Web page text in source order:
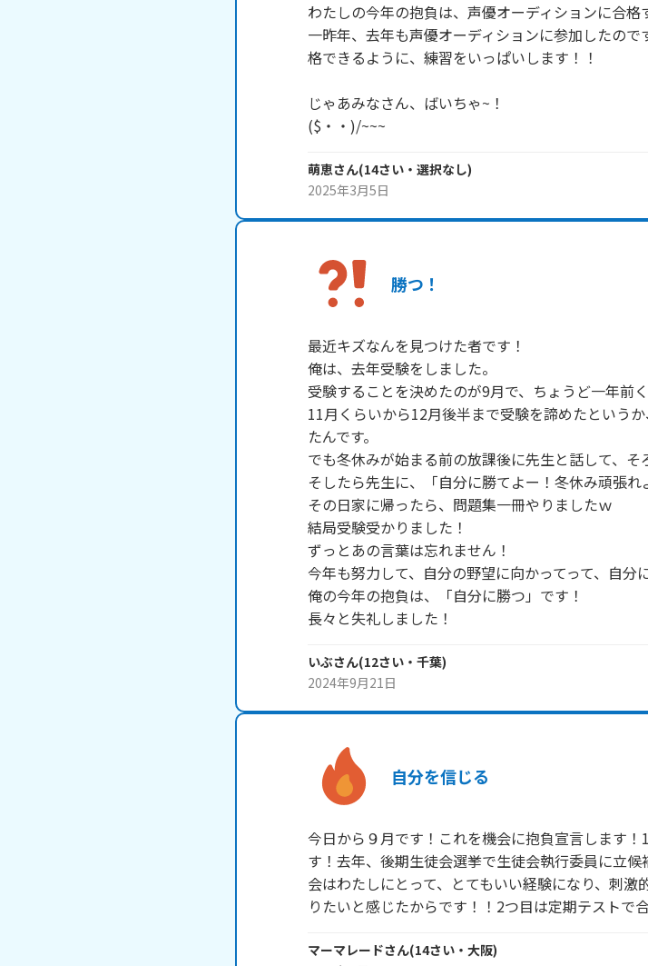
わたしの今年の抱負は、声優オーディションに合格
一昨年、去年も声優オーディションに参加したの
格できるように、練習をいっぱいします！！
じゃあみなさん、ばいちゃ~！
($・・)/~~~
萌恵さん(14さい・ 選択なし)
2025年3月5日
勝つ！
最近キズなんを見つけた者です！
俺は、去年受験をしました。
受験することを決めたのが9月で、ちょうど一年前く
11月くらいから12月後半まで受験を諦めたという
たんです。
でも冬休みが始まる前の放課後に先生と話して、そ
そしたら先生に、「自分に勝てよー！冬休み頑張れ
その日家に帰ったら、問題集一冊やりましたｗ
結局受験受かりました！
ずっとあの言葉は忘れません！
今年も努力して、自分の野望に向かってって、自分
俺の今年の抱負は、「自分に勝つ」です！
長々と失礼しました！
いぶさん(12さい・ 千葉)
2024年9月21日
自分を信じる
今日から９月です！これを機会に抱負宣言します
す！去年、後期生徒会選挙で生徒会執行委員に立
会はわたしにとって、とてもいい経験になり、刺
りたいと感じたからです！！2つ目は定期テストで
マーマレードさん(14さい・ 大阪)